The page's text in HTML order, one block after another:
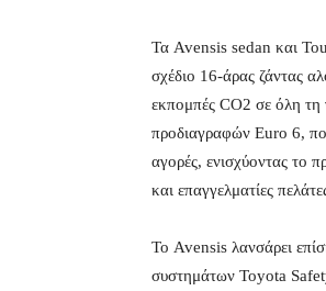
Τα Avensis sedan και
σχέδιο 16-άρας ζάντας
εκπομπές CO2 σε όλη
προδιαγραφών Euro 6,
αγορές, ενισχύοντας το
και επαγγελματίες
Το Avensis λανσάρει
συστημάτων Toyota